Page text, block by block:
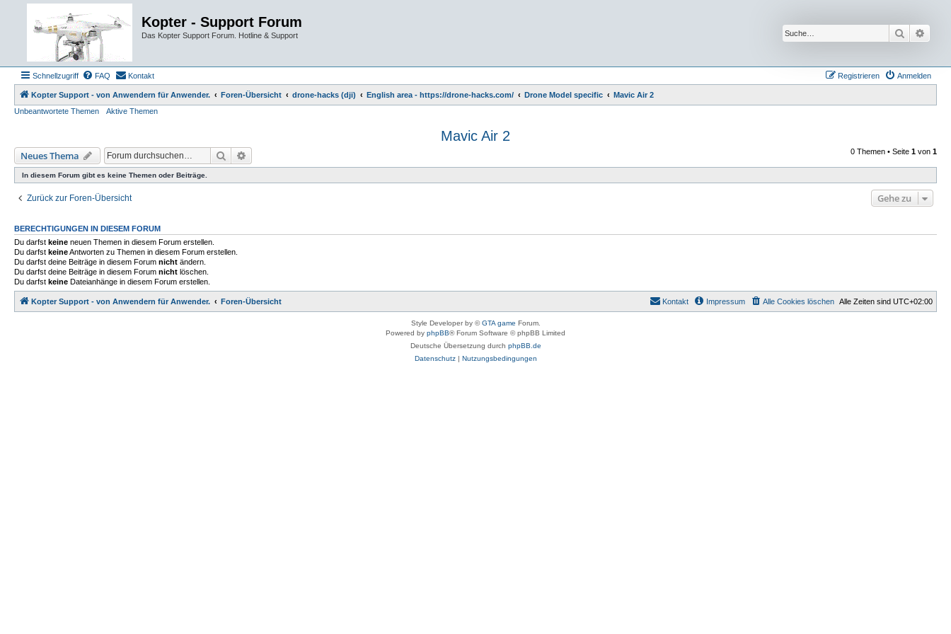
Kopter - Support Forum
Das Kopter Support Forum. Hotline & Support Suche
Schnellzugriff FAQ Kontakt Anmelden
Registrieren
Kopter Support - von Anwendern für Anwender. Foren-Übersicht drone-hacks (dji) English area - https://drone-hacks.com/ Drone Model specific
Mavic Air 2
Unbeantwortete Themen
Aktive Themen
Mavic Air 2
Neues Thema Suche 0 Themen • Seite 1 von 1
In diesem Forum gibt es keine Themen oder Beiträge.
Zurück zur Foren-Übersicht Gehe zu
BERECHTIGUNGEN IN DIESEM FORUM
Du darfst keine neuen Themen in diesem Forum erstellen.
Du darfst keineAntworten zu Themen in diesem Forum erstellen.
Du darfst deine Beiträge in diesem Forum nicht ändern.
Du darfst deine Beiträge in diesem Forum nicht löschen.
Du darfst keine Dateianhänge in diesem Forum erstellen.
Kopter Support - von Anwendern für Anwender. Foren-Übersicht Alle Zeiten sind UTC+02:00
Alle Cookies löschen
Impressum
Kontakt
Style Developer by ©GTA game Forum.
Powered by phpBB® Forum Software © phpBB Limited
Deutsche Übersetzung durch phpBB.de
Datenschutz| Nutzungsbedingungen